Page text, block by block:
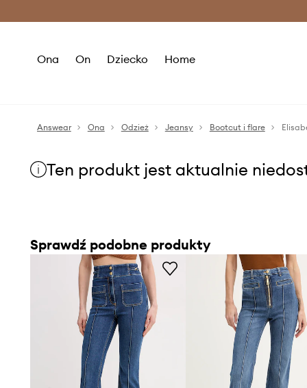
Ona On Dziecko Home
Answear Ona Odzież Jeansy Bootcut i flare
Ten produkt jest aktualnie
Sprawdź podobne produkty